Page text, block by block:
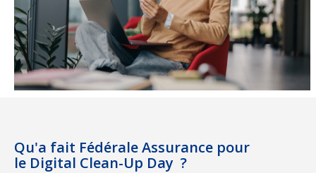
Qu'a fait Fédérale Assurance pour
le Digital Clean-Up Day ?